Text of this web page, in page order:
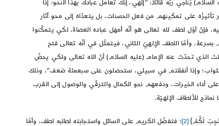
يُناجي ربّه قائلًا: “إلهي، إنّك تُعامل عبادك بهذا النحو: إذا
على تمكينهم من فعل الحسنات، بل يتعدّاه إلى محو آثار
فإنّ أوّل لطف لله تعالى هو أنّه أمهل عباده العصاة، لكي يتمكّنوا
وأمّا اللطف الإلهيّ الثاني، فيتمثّل في أنّه تعالى فتح
الذي تحدّث عنه الإمام (عليه السلام) أنّ الله تعالى ولكي يحضّ
وإذا أنفقتم في سبيلي، ستحصلون على سبعمئة ضعف”، وذلك
أداء الخيرات، ودفعهم نحو الكمال والترقّي والوصول إلى القرب
للألطاف الإلهيّة.
لَكُمْ﴾[2]
؛ فتفضّل الكريم على السائل واستجابته لطلبه لطف، وأمّا